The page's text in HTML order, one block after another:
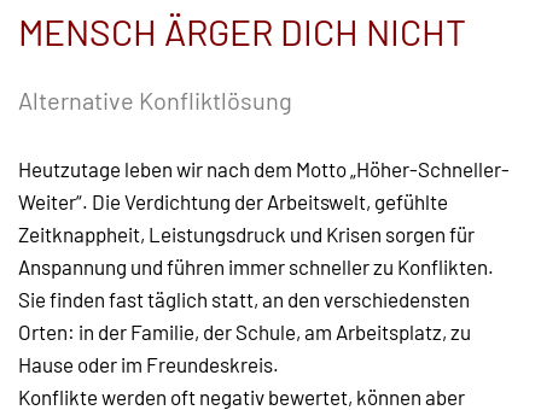
MENSCH ÄRGER DICH NICHT
Alternative Konfliktlösung
Heutzutage leben wir nach dem Motto „Höher-Schneller-
Weiter“. Die Verdichtung der Arbeitswelt, gefühlte
Zeitknappheit, Leistungsdruck und Krisen sorgen für
Anspannung und führen immer schneller zu Konflikten.
Sie finden fast täglich statt, an den verschiedensten
Orten: in der Familie, der Schule, am Arbeitsplatz, zu
Hause oder im Freundeskreis.
Konflikte werden oft negativ bewertet, können aber